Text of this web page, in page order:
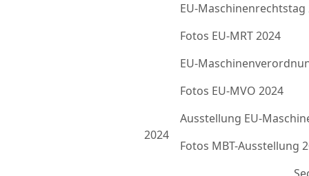
2024
EU-Maschinenrechtstag
Fotos EU-MRT 2024
EU-
Fotos EU-MVO 2024
Ausstellung EU-
Fotos MBT-Ausstellung